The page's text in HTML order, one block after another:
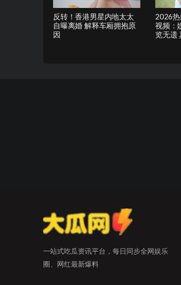
反转！香港男星内地太太
自曝离婚 解释车厢拥抱原
因
2026热
视频：
览无遗
一站式吃瓜资讯平台，每日同步全网娱乐
圈、网红最新爆料